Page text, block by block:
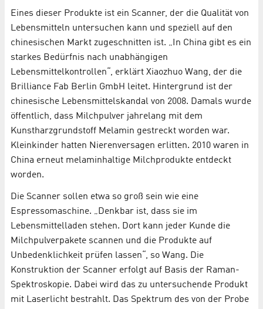
Eines dieser Produkte ist ein Scanner, der die Qualität von
Lebensmitteln untersuchen kann und speziell auf den
chinesischen Markt zugeschnitten ist. „In China gibt es ein
starkes Bedürfnis nach unabhängigen
Lebensmittelkontrollen“, erklärt Xiaozhuo Wang, der die
Brilliance Fab Berlin GmbH leitet. Hintergrund ist der
chinesische Lebensmittelskandal von 2008. Damals wurde
öffentlich, dass Milchpulver jahrelang mit dem
Kunstharzgrundstoff Melamin gestreckt worden war.
Kleinkinder hatten Nierenversagen erlitten. 2010 waren in
China erneut melaminhaltige Milchprodukte entdeckt
worden.
Die Scanner sollen etwa so groß sein wie eine
Espressomaschine. „Denkbar ist, dass sie im
Lebensmittelladen stehen. Dort kann jeder Kunde die
Milchpulverpakete scannen und die Produkte auf
Unbedenklichkeit prüfen lassen“, so Wang. Die
Konstruktion der Scanner erfolgt auf Basis der Raman-
Spektroskopie. Dabei wird das zu untersuchende Produkt
mit Laserlicht bestrahlt. Das Spektrum des von der Probe